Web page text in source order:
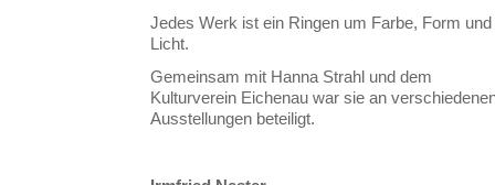
Jedes Werk ist ein Ringen um Farbe, Form und
Licht.
Gemeinsam mit Hanna Strahl und dem
Kulturverein Eichenau war sie an
Ausstellungen beteiligt.